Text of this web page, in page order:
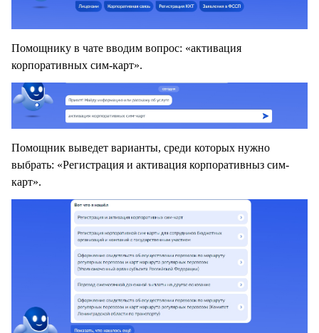
Помощнику в чате вводим вопроc: «активация
корпоративных сим-карт».
Помощник выведет варианты, среди которых нужно
выбрать: «Регистрация и активация корпоративныз сим-
карт».